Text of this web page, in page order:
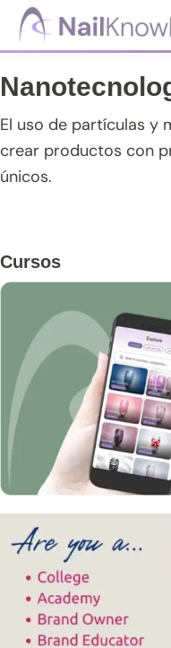
Saltar
principal
Saltar
barra
lateral
principal
Saltar
de
página
Conocimientos
de
uñas
El uso de partículas y
crear productos con
únicos.
Barra
lateral
principal
Cursos